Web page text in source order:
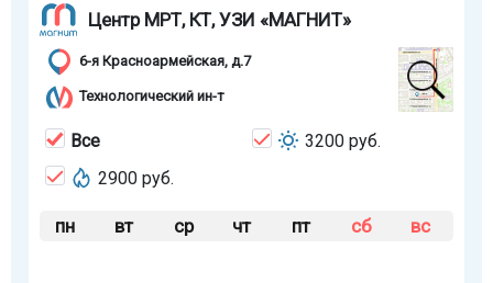
Центр МРТ, КТ, УЗИ «МАГНИТ»
6-я Красноармейская, д.7
Технологический ин-т
Все
3200 руб.
2900 руб.
пн вт ср чт пт сб вс